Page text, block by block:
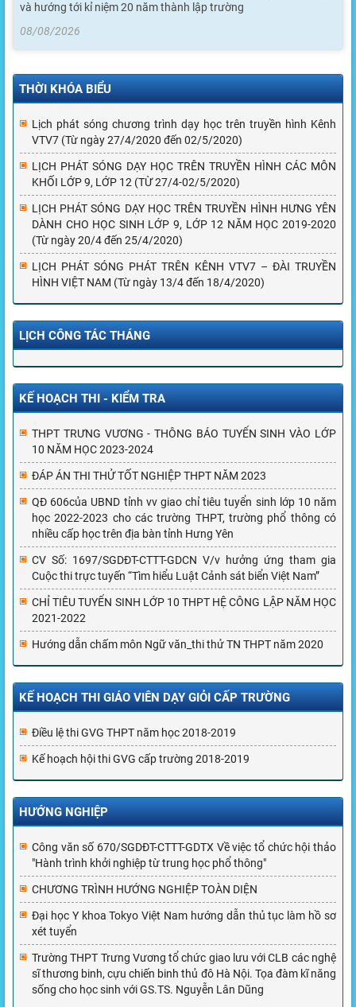
và hướng tới kỉ niệm 20 năm thành lập trường
08/08/2026
THỜI KHÓA BIỂU
Lịch phát sóng chương trình dạy học trên truyền hình Kênh
VTV7 (Từ ngày 27/4/2020 đến 02/5/2020)
LỊCH PHÁT SÓNG DẠY HỌC TRÊN TRUYỀN HÌNH CÁC MÔN
KHỐI LỚP 9, LỚP 12 (TỪ 27/4-02/5/2020)
LỊCH PHÁT SÓNG DẠY HỌC TRÊN TRUYỀN HÌNH HƯNG YÊN
DÀNH CHO HỌC SINH LỚP 9, LỚP 12 NĂM HỌC 2019-2020
(Từ ngày 20/4 đến 25/4/2020)
LỊCH PHÁT SÓNG PHÁT TRÊN KÊNH VTV7 – ĐÀI TRUYỀN
HÌNH VIỆT NAM (Từ ngày 13/4 đến 18/4/2020)
LỊCH CÔNG TÁC THÁNG
KẾ HOẠCH THI - KIỂM TRA
THPT TRƯNG VƯƠNG - THÔNG BÁO TUYỂN SINH VÀO LỚP
10 NĂM HỌC 2023-2024
ĐÁP ÁN THI THỬ TỐT NGHIỆP THPT NĂM 2023
QĐ 606của UBND tỉnh vv giao chỉ tiêu tuyển sinh lớp 10 năm
học 2022-2023 cho các trường THPT, trường phổ thông có
nhiều cấp học trên địa bàn tỉnh Hưng Yên
CV Số: 1697/SGDĐT-CTTT-GDCN V/v hưởng ứng tham gia
Cuộc thi trực tuyến “Tìm hiểu Luật Cảnh sát biển Việt Nam”
CHỈ TIÊU TUYỂN SINH LỚP 10 THPT HỆ CÔNG LẬP NĂM HỌC
2021-2022
Hướng dẫn chấm môn Ngữ văn_thi thử TN THPT năm 2020
KẾ HOẠCH THI GIÁO VIÊN DẠY GIỎI CẤP TRƯỜNG
Điều lệ thi GVG THPT năm học 2018-2019
Kế hoạch hội thi GVG cấp trường 2018-2019
HƯỚNG NGHIỆP
Công văn số 670/SGDĐT-CTTT-GDTX Về việc tổ chức hội thảo
"Hành trình khởi nghiệp từ trung học phổ thông"
CHƯƠNG TRÌNH HƯỚNG NGHIỆP TOÀN DIỆN
Đại học Y khoa Tokyo Việt Nam hướng dẫn thủ tục làm hồ sơ
xét tuyển
Trường THPT Trưng Vương tổ chức giao lưu với CLB các nghệ
sĩ thương binh, cựu chiến binh thủ đô Hà Nội. Tọa đàm kĩ năng
sống cho học sinh với GS.TS. Nguyễn Lân Dũng